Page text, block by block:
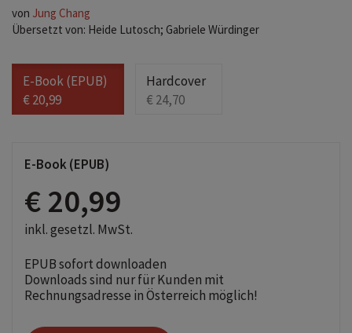
von Jung Chang
Übersetzt von: Heide Lutosch; Gabriele Würdinger
E-Book (EPUB)
€ 20,99
Hardcover
€ 24,70
E-Book (EPUB)
€ 20,99
inkl. gesetzl. MwSt.
EPUB sofort downloaden
Downloads sind nur für Kunden mit
Rechnungsadresse in Österreich möglich!